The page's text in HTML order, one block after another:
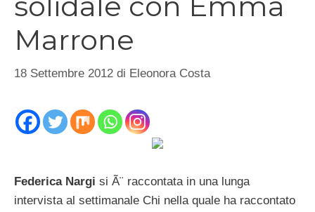
Marrone
18 Settembre 2012 di Eleonora Costa
Federica Nargi si Ã¨ raccontata in una lunga
intervista al settimanale Chi nella quale ha raccontato